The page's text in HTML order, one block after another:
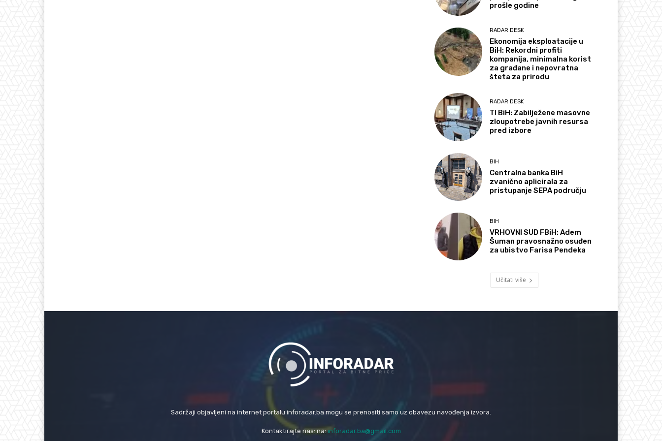
prošle godine
RADAR DESK
Ekonomija eksploatacije u
BiH: Rekordni profiti
kompanija, minimalna korist
za građane i nepovratna
šteta za prirodu
RADAR DESK
TI BiH: Zabilježene masovne
zloupotrebe javnih resursa
pred izbore
BIH
Centralna banka BiH
zvanično aplicirala za
pristupanje SEPA području
BIH
VRHOVNI SUD FBiH: Adem
Šuman pravosnažno osuđen
za ubistvo Farisa Pendeka
Učitati više
Sadržaji objavljeni na internet portalu inforadar.ba mogu se prenositi samo uz obavezu navođenja izvora.
Kontaktirajte nas: na:inforadar.ba@gmail.com